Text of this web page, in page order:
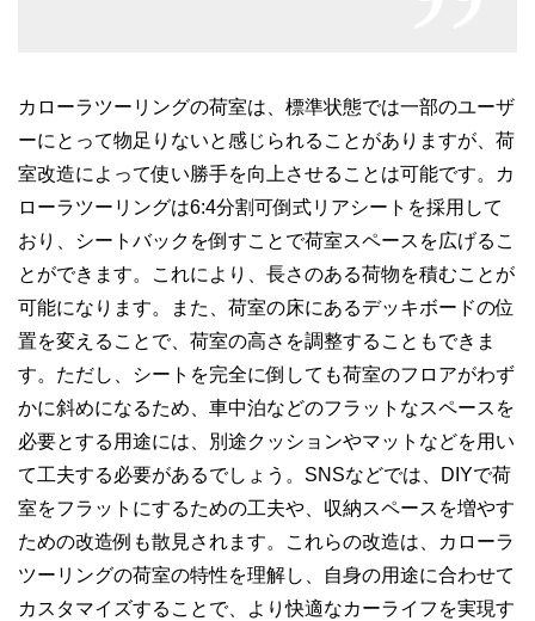
カローラツーリングの荷室は、標準状態では一部のユーザ
ーにとって物足りないと感じられることがありますが、荷
室改造によって使い勝手を向上させることは可能です。カ
ローラツーリングは6:4分割可倒式リアシートを採用して
おり、シートバックを倒すことで荷室スペースを広げるこ
とができます。これにより、長さのある荷物を積むことが
可能になります。また、荷室の床にあるデッキボードの位
置を変えることで、荷室の高さを調整することもできま
す。ただし、シートを完全に倒しても荷室のフロアがわず
かに斜めになるため、車中泊などのフラットなスペースを
必要とする用途には、別途クッションやマットなどを用い
て工夫する必要があるでしょう。SNSなどでは、DIYで荷
室をフラットにするための工夫や、収納スペースを増やす
ための改造例も散見されます。これらの改造は、カローラ
ツーリングの荷室の特性を理解し、自身の用途に合わせて
カスタマイズすることで、より快適なカーライフを実現す